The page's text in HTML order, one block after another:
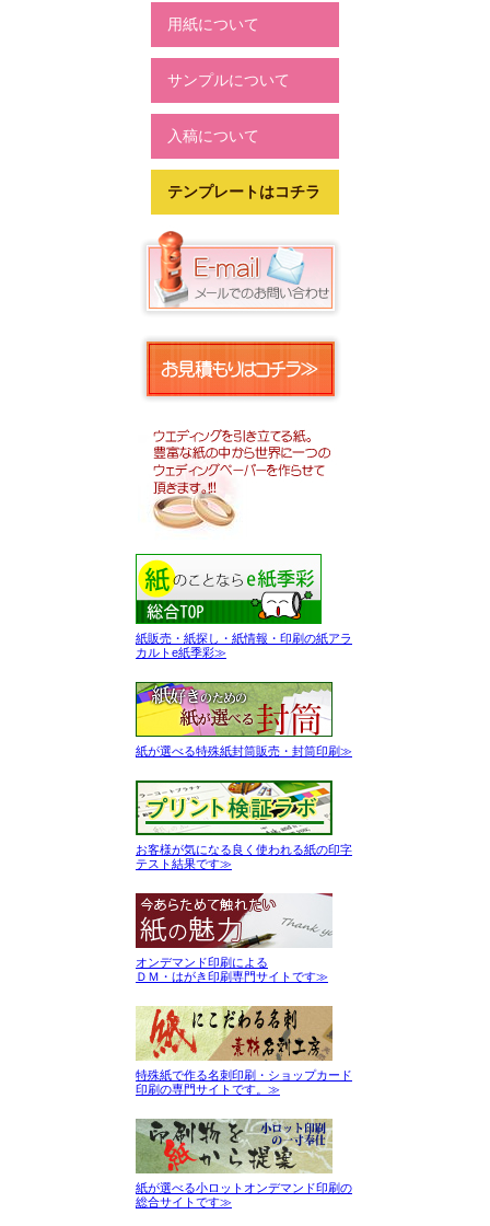
用紙について
サンプルについて
入稿について
テンプレートはコチラ
紙販売・紙探し・紙情報・印刷の紙アラ
カルトe紙季彩≫
紙が選べる特殊紙封筒販売・封筒印刷≫
お客様が気になる良く使われる紙の印字
テスト結果です≫
オンデマンド印刷による
ＤＭ・はがき印刷専門サイトです≫
特殊紙で作る名刺印刷・ショップカード
印刷の専門サイトです。≫
紙が選べる小ロットオンデマンド印刷の
総合サイトです≫